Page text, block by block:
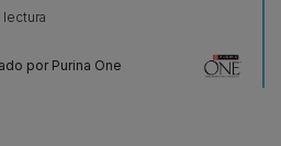
lectura
por Purina One